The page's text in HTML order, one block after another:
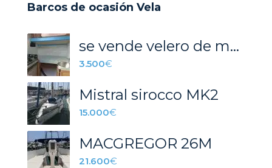
Barcos de ocasión Vela
se vende velero de madera para restaurar
3.500€
Mistral sirocco MK2
15.000€
MACGREGOR 26M
21.600€